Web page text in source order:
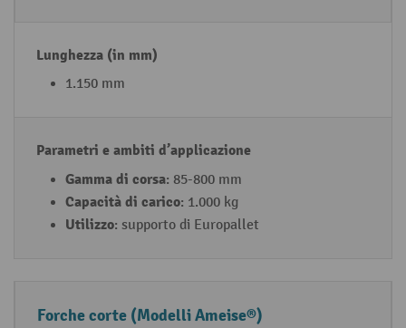
el
li
is
u
r
e
g
z
a
(i
n
)
i
e
a
m
d’
1.150 mm
Gamma di corsa: 85-800 mm
Capacità di carico: 1.000 kg
Utilizzo: supporto di Europallet
Forche corte (Modelli Ameise®)